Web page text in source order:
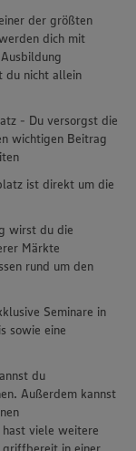
der größten
dich mit
du nicht allein
- Du versorgst die
wichtigen Beitrag
ist direkt um die
wirst du die
Märkte
rund um den
Seminare in
sowie eine
du
Außerdem kannst
viele weitere